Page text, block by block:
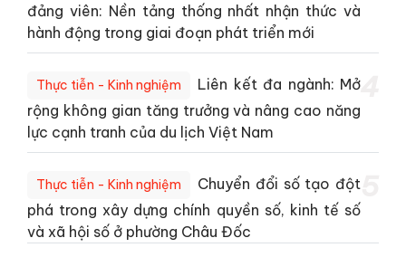
đảng viên: Nền tảng thống nhất nhận thức và
hành động trong giai đoạn phát triển mới
Thực tiễn - Kinh nghiệm
Liên kết đa ngành: Mở
rộng không gian tăng trưởng và nâng cao năng
lực cạnh tranh của du lịch Việt Nam
4
Thực tiễn - Kinh nghiệm
Chuyển đổi số tạo đột
phá trong xây dựng chính quyền số, kinh tế số
và xã hội số ở phường Châu Đốc